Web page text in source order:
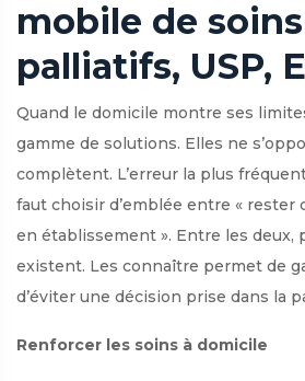
mobile de soins
palliatifs, USP,
Quand le domicile montre ses
gamme de solutions. Elles ne
complètent. L’erreur la plus
faut choisir d’emblée entre « rester
en établissement ». Entre les deux,
existent. Les connaître permet de
d’éviter une décision prise dans la
Renforcer les soins à domicile